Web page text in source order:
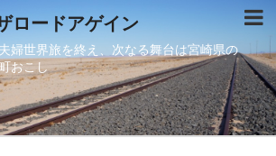
ロードアゲイン
婦世界旅を終え、次なる舞台は宮崎県の
おこし